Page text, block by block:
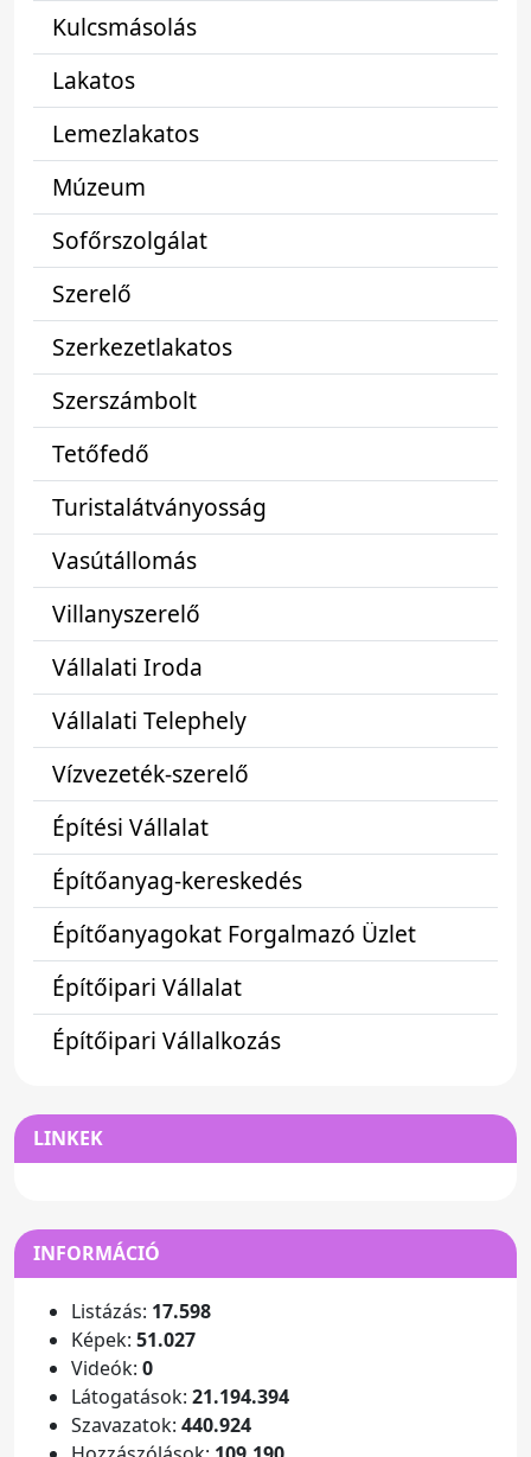
Kulcsmásolás
Lakatos
Lemezlakatos
Múzeum
Sofőrszolgálat
Szerelő
Szerkezetlakatos
Szerszámbolt
Tetőfedő
Turistalátványosság
Vasútállomás
Villanyszerelő
Vállalati Iroda
Vállalati Telephely
Vízvezeték-szerelő
Építési Vállalat
Építőanyag-kereskedés
Építőanyagokat Forgalmazó Üzlet
Építőipari Vállalat
Építőipari Vállalkozás
LINKEK
INFORMÁCIÓ
Listázás: 17.598
Képek: 51.027
Videók: 0
Látogatások: 21.194.394
Szavazatok: 440.924